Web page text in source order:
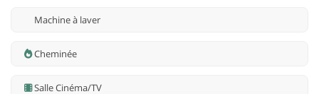
Machine à laver
Cheminée
Salle Cinéma/TV